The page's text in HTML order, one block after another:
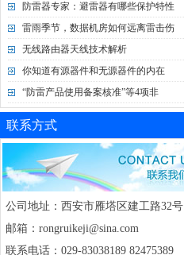
防雷器专家：避雷器有哪些保护特性
雷雨季节，数据机房如何远离雷击伤
无线路由器天线技术解析
你知道有源器件和无源器件的内在
“防雷产品使用备案核准”等4项非
联系方式
公司地址：西安市雁塔区建工路32号
邮箱：rongruikeji@sina.com
联系电话：029-83038189 82475389